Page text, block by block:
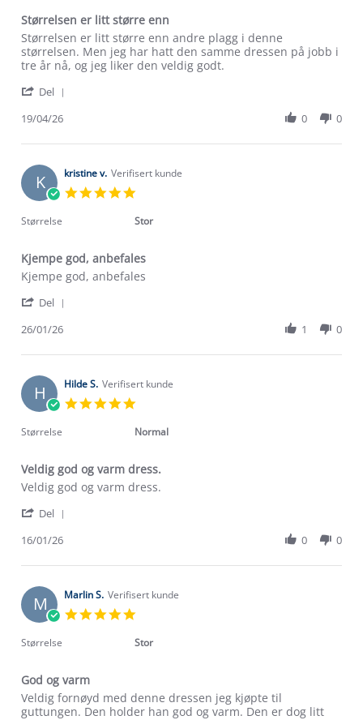
Størrelsen er litt større enn
Review
by
Zhanna
on
Apr
review
stating
Størrelsen
litt
enn
Størrelsen er litt større enn andre plagg i denne
størrelsen. Men jeg har hatt den samme dressen på jobb i
tre år nå, og jeg liker den veldig godt.
Del
Zhanna
on
19
Apr
19/04/26 0 0
K kristine v. Verifisert kunde
rating
Størrelse Stor
Kjempe god, anbefales
Review
kristine
on
Jan
review
Kjempe
anbefales
Kjempe god, anbefales
Del
kristine
on
26
Jan
26/01/26 1 0
H Hilde S. Verifisert kunde
rating
Størrelse Normal
Veldig god og varm dress.
Review
Hilde
on
Jan
review
Veldig
og
dress.
Veldig god og varm dress.
Del
Hilde
on
16
Jan
16/01/26 0 0
M Marlin S. Verifisert kunde
rating
Størrelse Stor
God og varm
Review
by
review
stating
Veldig fornøyd med denne dressen jeg kjøpte til
guttungen. Den holder han god og varm. Den er dog litt